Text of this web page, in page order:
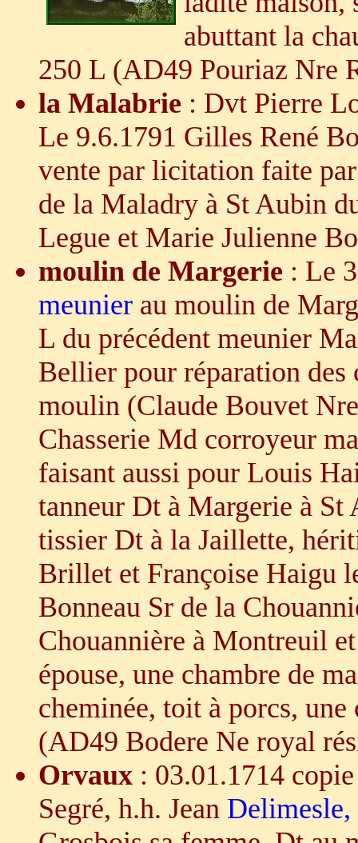
abuttant la
250 L (AD49 Pouriaz Nre
la Malabrie : Dvt Pierre
Le 9.6.1791 Gilles René
vente par licitation faite
de la Maladry à St Aubin
Legue et Marie Julienne
moulin de Margerie : Le
meunier au moulin de
L du précédent meunier
Bellier pour réparation des
moulin (Claude Bouvet
Chasserie Md corroyeur
faisant aussi pour Louis
tanneur Dt à Margerie à
tissier Dt à la Jaillette,
Brillet et Françoise Haigu
Bonneau Sr de la
Chouannière à Montreuil
épouse, une chambre de
cheminée, toit à porcs,
(AD49 Bodere Ne royal
Orvaux : 03.01.1714
Segré, h.h. Jean Delimesle,